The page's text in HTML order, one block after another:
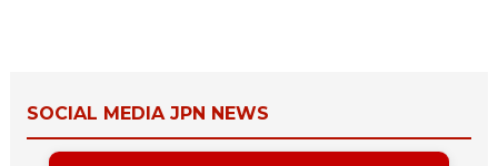
SOCIAL MEDIA JPN NEWS